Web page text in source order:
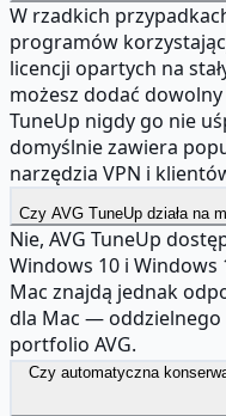
W rzadkich
programów
licencji opartych na
możesz dodać
TuneUp nigdy go nie
domyślnie zawiera
narzędzia VPN i
Czy AVG TuneUp działa na
Nie, AVG TuneUp
Windows 10 i
Mac znajdą jednak
dla Mac —
portfolio AVG.
Czy automatyczna